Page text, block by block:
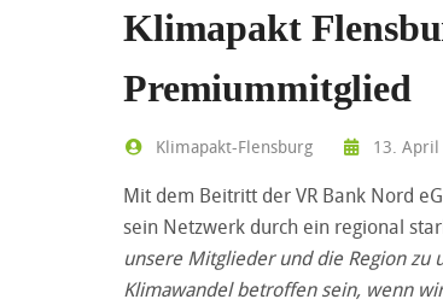
Klimapakt
Premiummitglied
Klimapakt-Flensburg 13. April
Mit dem Beitritt der VR Bank Nord
sein Netzwerk durch ein regional
unsere Mitglieder und die Region
Klimawandel betroffen sein, wenn